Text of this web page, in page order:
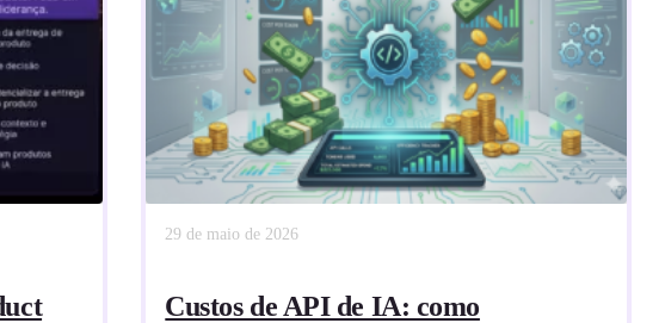
29 de maio de 2026
Custos de API de IA: como